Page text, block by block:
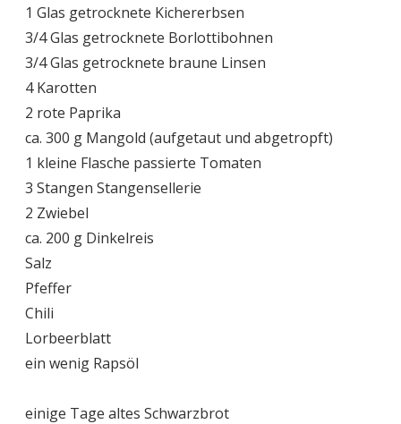
1 Glas getrocknete Kichererbsen
3/4 Glas getrocknete Borlottibohnen
3/4 Glas getrocknete braune Linsen
4 Karotten
2 rote Paprika
ca. 300 g Mangold (aufgetaut und abgetropft)
1 kleine Flasche passierte Tomaten
3 Stangen Stangensellerie
2 Zwiebel
ca. 200 g Dinkelreis
Salz
Pfeffer
Chili
Lorbeerblatt
ein wenig Rapsöl
einige Tage altes Schwarzbrot